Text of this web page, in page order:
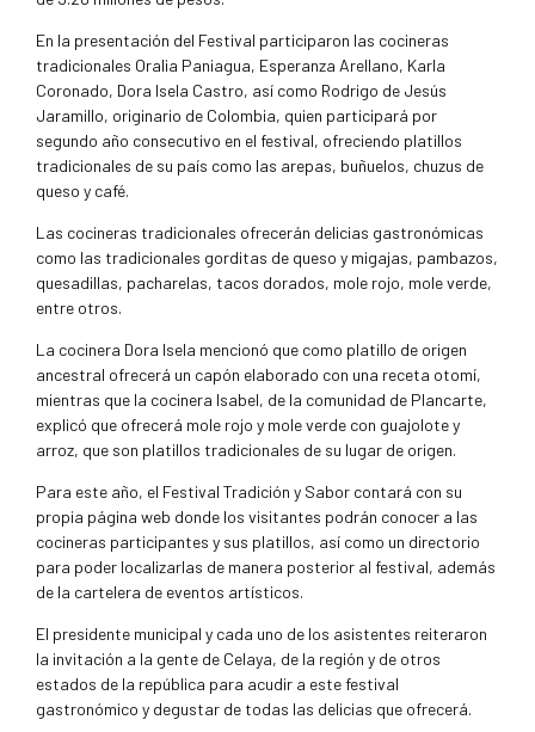
En la presentación del Festival participaron las cocineras
tradicionales Oralia Paniagua, Esperanza Arellano, Karla
Coronado, Dora Isela Castro, así como Rodrigo de Jesús
Jaramillo, originario de Colombia, quien participará por
segundo año consecutivo en el festival, ofreciendo platillos
tradicionales de su país como las arepas, buñuelos, chuzus de
queso y café.
Las cocineras tradicionales ofrecerán delicias gastronómicas
como las tradicionales gorditas de queso y migajas, pambazos,
quesadillas, pacharelas, tacos dorados, mole rojo, mole verde,
entre otros.
La cocinera Dora Isela mencionó que como platillo de origen
ancestral ofrecerá un capón elaborado con una receta otomí,
mientras que la cocinera Isabel, de la comunidad de Plancarte,
explicó que ofrecerá mole rojo y mole verde con guajolote y
arroz, que son platillos tradicionales de su lugar de origen.
Para este año, el Festival Tradición y Sabor contará con su
propia página web donde los visitantes podrán conocer a las
cocineras participantes y sus platillos, así como un directorio
para poder localizarlas de manera posterior al festival, además
de la cartelera de eventos artísticos.
El presidente municipal y cada uno de los asistentes reiteraron
la invitación a la gente de Celaya, de la región y de otros
estados de la república para acudir a este festival
gastronómico y degustar de todas las delicias que ofrecerá.